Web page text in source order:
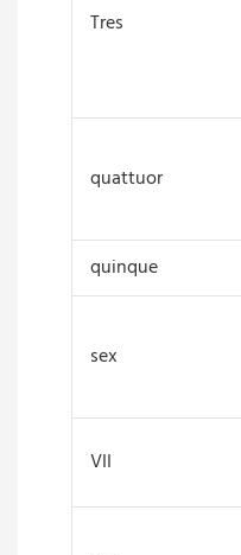
Tres
quattuor
quinque
sex
VII